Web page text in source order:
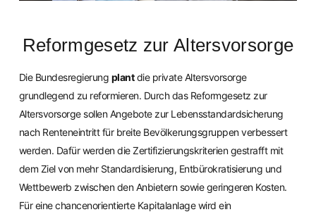
Reformgesetz zur Altersvorsorge
Die Bundesregierung plantdie private Altersvorsorge
grundlegend zu reformieren. Durch das Reformgesetz zur
Altersvorsorge sollen Angebote zur Lebensstandardsicherung
nach Renteneintritt für breite Bevölkerungsgruppen verbessert
werden. Dafür werden die Zertifizierungskriterien gestrafft mit
dem Ziel von mehr Standardisierung, Entbürokratisierung und
Wettbewerb zwischen den Anbietern sowie geringeren Kosten.
Für eine chancenorientierte Kapitalanlage wird ein